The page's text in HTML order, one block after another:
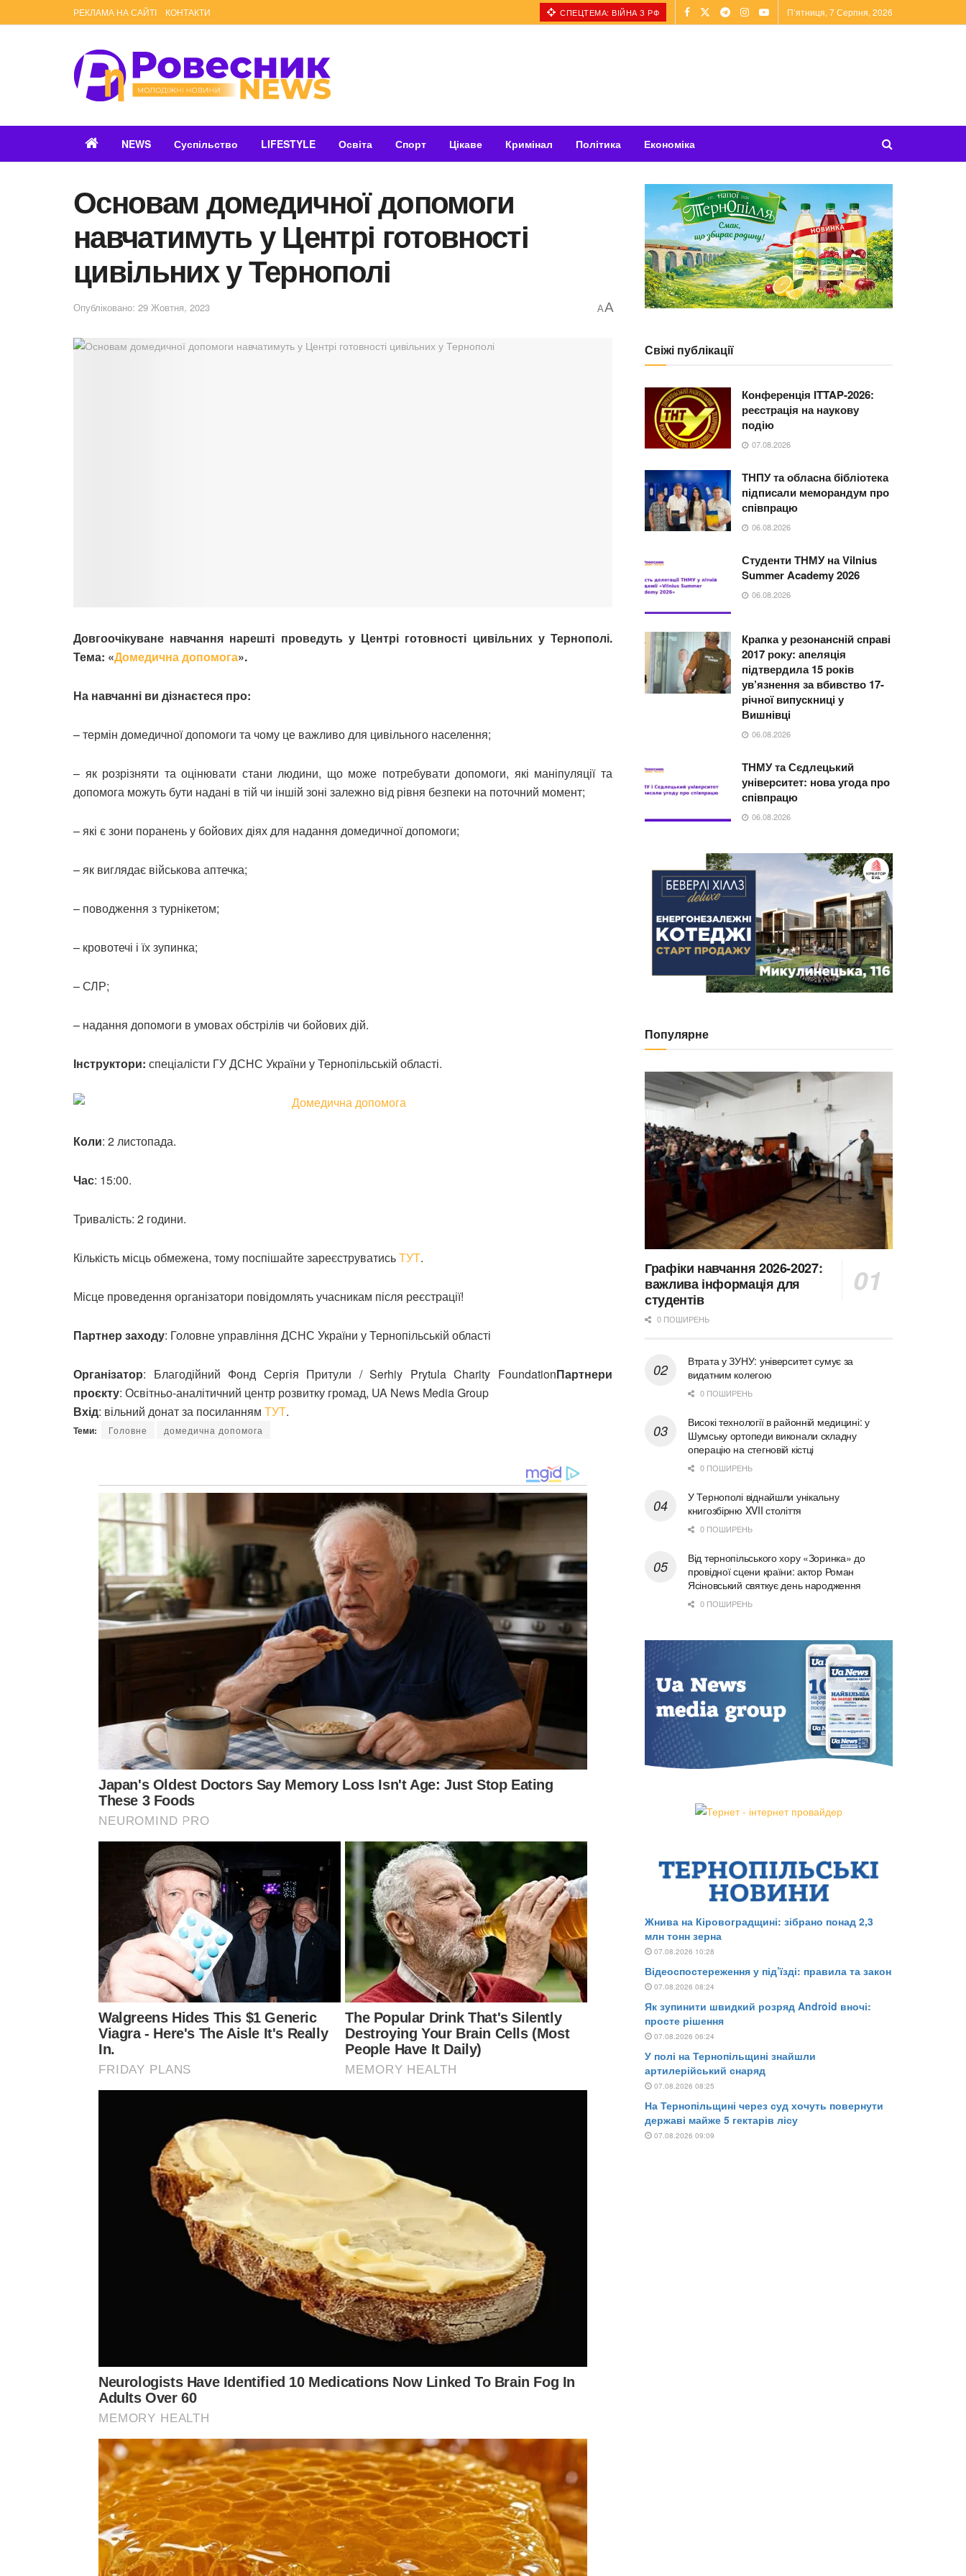
РЕКЛАМА НА САЙТІ КОНТАКТИ СПЕЦТЕМА: ВІЙНА З РФ П’ятниця, 7 Серпня, 2026
NEWS Суспільство LIFESTYLE Освіта Спорт Цікаве Кримінал Політика Економіка
Основам домедичної допомоги
навчатимуть у Центрі готовності
цивільних у Тернополі
Опубліковано: 29 Жовтня, 2023 AA
Довгоочікуване навчання нарешті проведуть у Центрі готовності цивільних у Тернополі.
Тема: «Домедична допомога».
На навчанні ви дізнаєтеся про:
– термін домедичної допомоги та чому це важливо для цивільного населення;
– як розрізняти та оцінювати стани людини, що може потребувати допомоги, які маніпуляції та
допомога можуть бути надані в тій чи іншій зоні залежно від рівня безпеки на поточний момент;
– які є зони поранень у бойових діях для надання домедичної допомоги;
– як виглядає військова аптечка;
– поводження з турнікетом;
– кровотечі і їх зупинка;
– СЛР;
– надання допомоги в умовах обстрілів чи бойових дій.
Інструктори: спеціалісти ГУ ДСНС України у Тернопільській області.
Коли: 2 листопада.
Час: 15:00.
Тривалість: 2 години.
Кількість місць обмежена, тому поспішайте зареєструватисьТУТ.
Місце проведення організатори повідомлять учасникам після реєстрації!
Партнер заходу: Головне управління ДСНС України у Тернопільській області
Організатор: Благодійний Фонд Сергія Притули / Serhiy Prytula Charity FoundationПартнери
проєкту: Освітньо-аналітичний центр розвитку громад, UA News Media Group
Вхід: вільний донат за посиланням ТУТ.
Теми: Головне домедична допомога
Свіжі публікації
Конференція ITTAP-2026:
реєстрація на наукову
подію
07.08.2026
ТНПУ та обласна бібліотека
підписали меморандум про
співпрацю
06.08.2026
Студенти ТНМУ на Vilnius
Summer Academy 2026
06.08.2026
Крапка у резонансній справі
2017 року: апеляція
підтвердила 15 років
ув’язнення за вбивство 17-
річної випускниці у
Вишнівці
06.08.2026
ТНМУ та Сєдлецький
університет: нова угода про
співпрацю
06.08.2026
Популярне
Графіки навчання 2026-2027:
важлива інформація для
студентів
0 ПОШИРЕНЬ
Втрата у ЗУНУ: університет сумує за
видатним колегою
0 ПОШИРЕНЬ
Високі технології в районній медицині: у
Шумську ортопеди виконали складну
операцію на стегновій кістці
0 ПОШИРЕНЬ
У Тернополі віднайшли унікальну
книгозбірню XVII століття
0 ПОШИРЕНЬ
Від тернопільського хору «Зоринка» до
провідної сцени країни: актор Роман
Ясіновський святкує день народження
0 ПОШИРЕНЬ